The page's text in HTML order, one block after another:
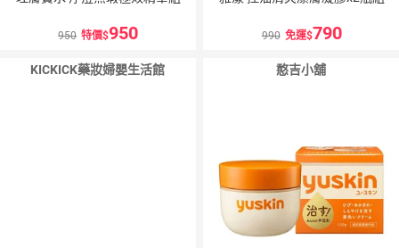
950 特價 950 990 免運 790
KICKICK藥妝婦嬰生活館 憨吉小舖